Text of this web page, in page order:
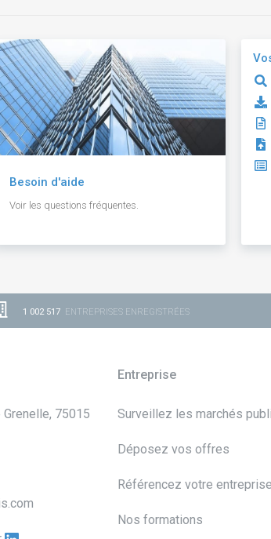
Besoin d'aide
Voir les questions fréquentes.
1 002 517 ENTREPRISES ENREGISTRÉES
75015
Entreprise
Surveillez les marchés
Déposez vos offres
Référencez votre entreprise
Nos formations